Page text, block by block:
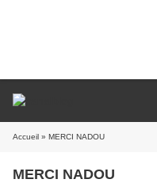
Accueil » MERCI NADOU
MERCI NADOU